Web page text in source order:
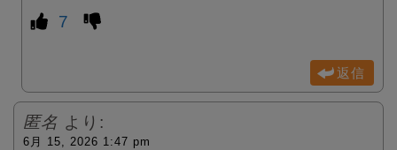
7
返信
匿名 より:
6月 15, 2026 1:47 pm